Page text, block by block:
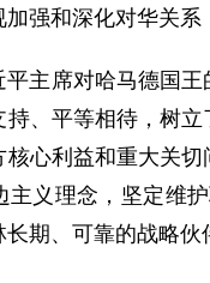
强和深化对华关系
平主席对哈马德国
、平等相待，树
心利益和重大关
主义理念，坚定维
长期、可靠的战略